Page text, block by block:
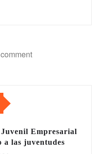
Empresarial
a las juventudes